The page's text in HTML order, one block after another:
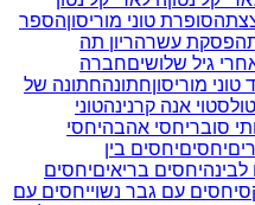
הסופרת טוני מוריסוןהספר
הפסקת עשרהריון תה
גיל שלושיםחברה
טוני מוריסוןחתונהחתונה של
טולסטוי אנה קרנינהטוני
סובריחסי אהבהיחסי
יחסיםיחסים בין
לבינהיחסים בריאיםיחסים
יחסים עם גבר נשוייחסים עם